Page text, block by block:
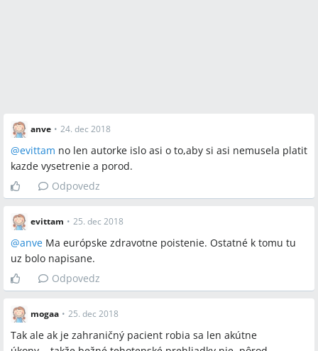
anve • 24. dec 2018
@evittam no len autorke islo asi o to,aby si asi nemusela platit
kazde vysetrenie a porod.
Odpovedz
evittam • 25. dec 2018
@anve Ma európske zdravotne poistenie. Ostatné k tomu tu
uz bolo napisane.
Odpovedz
mogaa • 25. dec 2018
Tak ale ak je zahraničný pacient robia sa len akútne